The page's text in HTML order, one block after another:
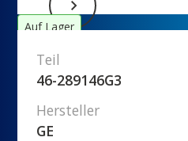
Auf Lager
Teil
46-289146G3
Hersteller
GE